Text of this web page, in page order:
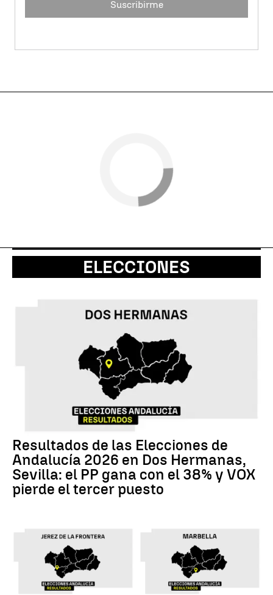
Suscribirme
ELECCIONES
Resultados de las Elecciones de
Andalucía 2026 en Dos Hermanas,
Sevilla: el PP gana con el 38% y VOX
pierde el tercer puesto